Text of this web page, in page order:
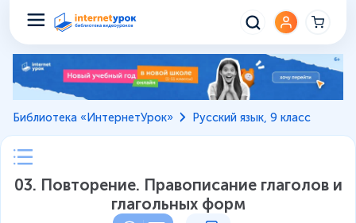
Библиотека «ИнтернетУрок» Русский язык, 9 класс
03. Повторение. Правописание глаголов и
глагольных форм